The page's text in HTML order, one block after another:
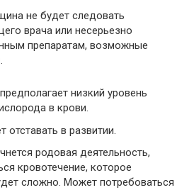
не будет следовать
врача или несерьезно
препаратам, возможные
низкий уровень
в крови.
отставать в развитии.
родовая деятельность,
кровотечение, которое
сложно. Может потребоваться